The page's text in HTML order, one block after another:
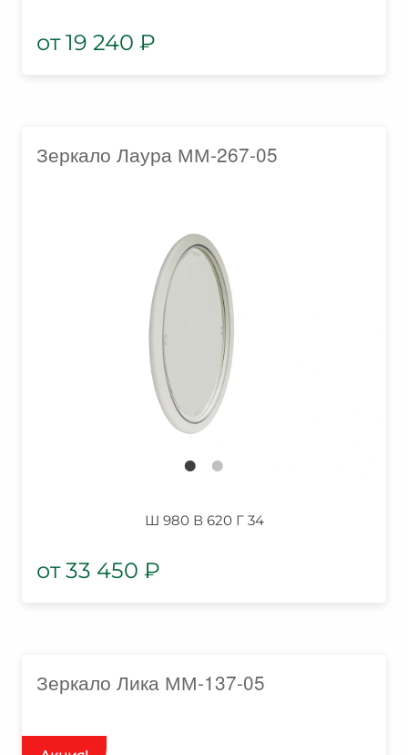
19 240 ₽
Зеркало Лаура ММ-267-05
Ш 980 В 620 Г 34
33 450 ₽
Зеркало Лика ММ-137-05